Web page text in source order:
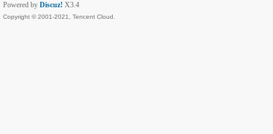
Powered by Discuz! X3.4
Copyright © 2001-2021, Tencent Cloud.